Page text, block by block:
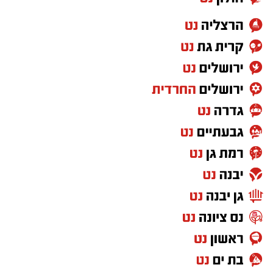
יחד עם בנו נ"י. לאחר מכן, פנה לרחבת הציון
בסמוך להדלקות ל"ג בעומר, שם גזז את מחלפות
ראשו של בנו לראשונה וכיבד עוד ידידים בגזיזת
השיער, תוך כדי שבירכוהו שזכות אבות השושלת
הקדושה לאדמור"י ורבני משפחת אבוחצירא תגן
בעדו, וכי יגדל ויאיר את עיני ישראל בתורה, יראת
שמים וחסידות.
משם פנה לחדר הסמוך לצורך הדלקת נרות לכבוד
התנא רשב"י.
בהמשך המעמד ערכו המשתתפים ברכת "לחיים",
ובמסגרתה בירך הגר"ש טולידאנו את הקהל
בברכת לחיים טובים ולשלום.
יצוין כי ביום הילולה זה פקדו את ציון התנא רשב"י